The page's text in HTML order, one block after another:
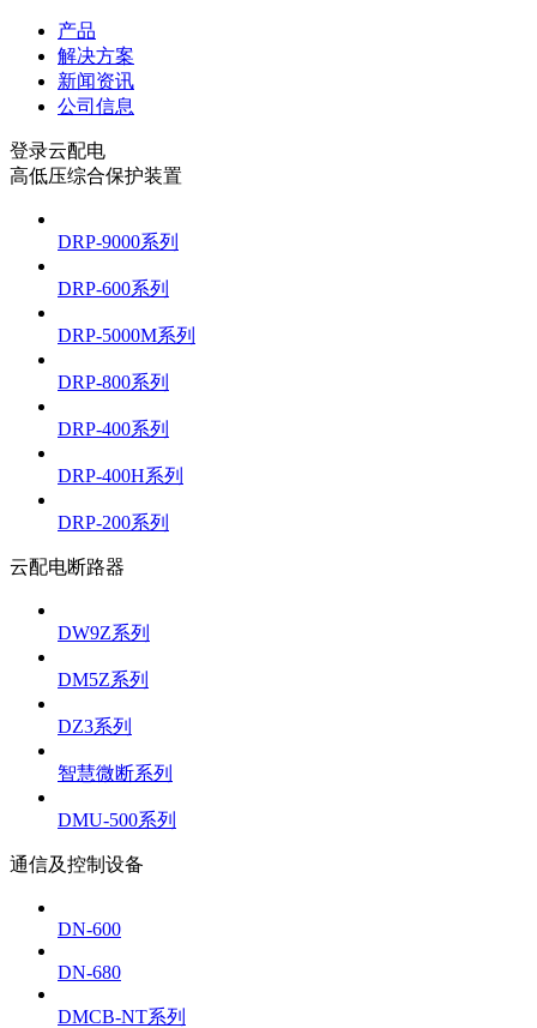
产品
解决方案
新闻资讯
公司信息
登录云配电
高低压综合保护装置
DRP-9000系列
DRP-600系列
DRP-5000M系列
DRP-800系列
DRP-400系列
DRP-400H系列
DRP-200系列
云配电断路器
DW9Z系列
DM5Z系列
DZ3系列
智慧微断系列
DMU-500系列
通信及控制设备
DN-600
DN-680
DMCB-NT系列